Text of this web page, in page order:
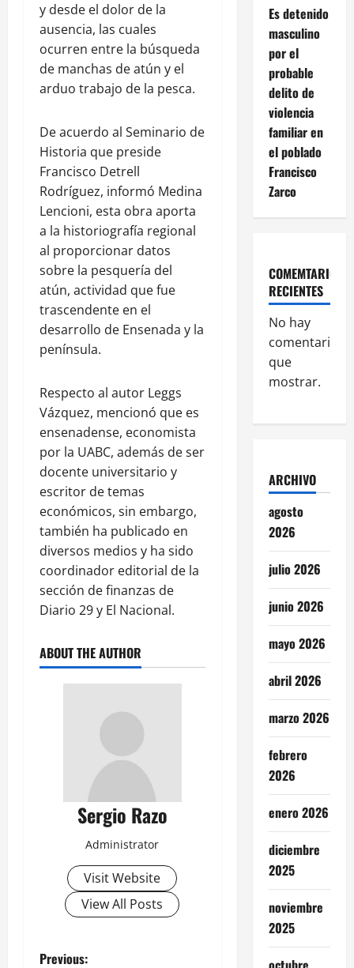
y desde el dolor de la
ausencia, las cuales
ocurren entre la búsqueda
de manchas de atún y el
arduo trabajo de la pesca.
De acuerdo al Seminario de
Historia que preside
Francisco Detrell
Rodríguez, informó Medina
Lencioni, esta obra aporta
a la historiografía regional
al proporcionar datos
sobre la pesquería del
atún, actividad que fue
trascendente en el
desarrollo de Ensenada y la
península.
Respecto al autor Leggs
Vázquez, mencionó que es
ensenadense, economista
por la UABC, además de ser
docente universitario y
escritor de temas
económicos, sin embargo,
también ha publicado en
diversos medios y ha sido
coordinador editorial de la
sección de finanzas de
Diario 29 y El Nacional.
ABOUT THE AUTHOR
Sergio Razo
Administrator
Visit Website
View All Posts
Previous:
Es detenido
masculino
por el
probable
delito de
violencia
familiar en
el poblado
Francisco
Zarco
COMEMTARIOS
RECIENTES
No hay
comentarios
que
mostrar.
ARCHIVO
agosto
2026
julio 2026
junio 2026
mayo 2026
abril 2026
marzo 2026
febrero
2026
enero 2026
diciembre
2025
noviembre
2025